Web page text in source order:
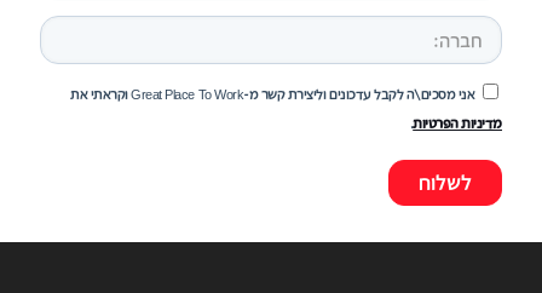
אני מסכים\ה לקבל עדכונים וליצירת קשר מ-Great Place To Work וקראתי את
מדיניות הפרטיות.